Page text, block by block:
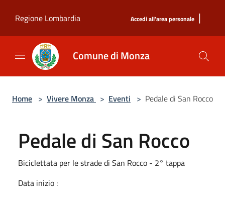
Regione Lombardia
Accedi all'area personale |
Comune di Monza
Home > Vivere Monza > Eventi > Pedale di San Rocco
Pedale di San Rocco
Biciclettata per le strade di San Rocco - 2° tappa
Data inizio :